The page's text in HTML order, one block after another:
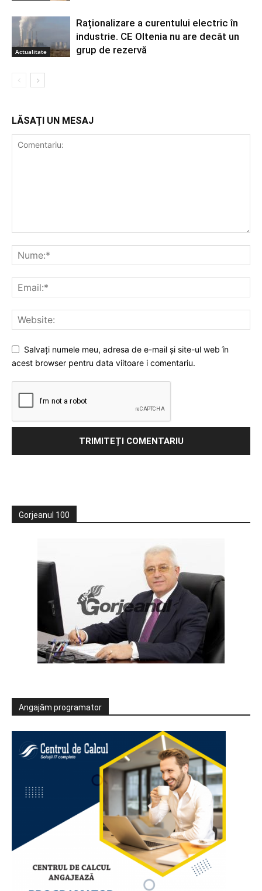
Actualitate
Raționalizare a curentului electric în
industrie. CE Oltenia nu are decât un
grup de rezervă
LĂSAȚI UN MESAJ
Salvați numele meu, adresa de e-mail și site-ul web în
acest browser pentru data viitoare i comentariu.
Gorjeanul 100
Angajăm programator